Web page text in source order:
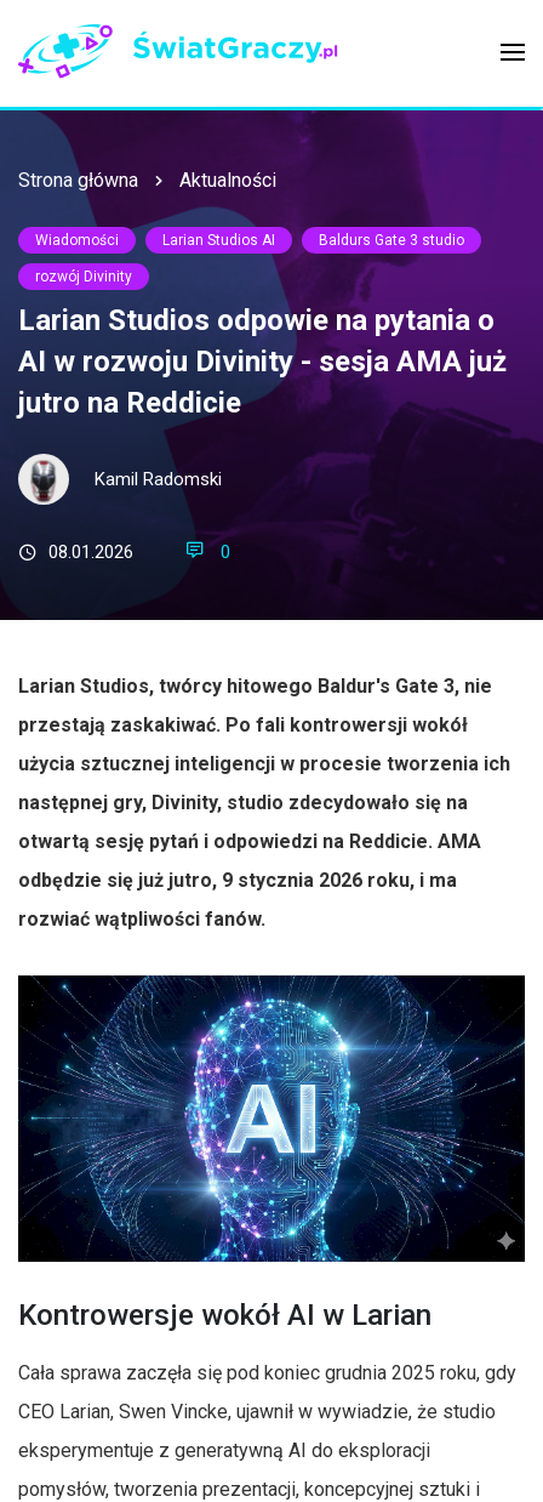
Strona główna Aktualności
Wiadomości Larian Studios AI Baldurs Gate 3 studio
rozwój Divinity
Larian Studios odpowie na pytania o
AI w rozwoju Divinity - sesja AMA już
jutro na Reddicie
Kamil Radomski
08.01.2026 0
Larian Studios, twórcy hitowego Baldur's Gate 3, nie
przestają zaskakiwać. Po fali kontrowersji wokół
użycia sztucznej inteligencji w procesie tworzenia ich
następnej gry, Divinity, studio zdecydowało się na
otwartą sesję pytań i odpowiedzi na Reddicie. AMA
odbędzie się już jutro, 9 stycznia 2026 roku, i ma
rozwiać wątpliwości fanów.
Kontrowersje wokół AI w Larian
Cała sprawa zaczęła się pod koniec grudnia 2025 roku, gdy
CEO Larian, Swen Vincke, ujawnił w wywiadzie, że studio
eksperymentuje z generatywną AI do eksploracji
pomysłów, tworzenia prezentacji, koncepcyjnej sztuki i